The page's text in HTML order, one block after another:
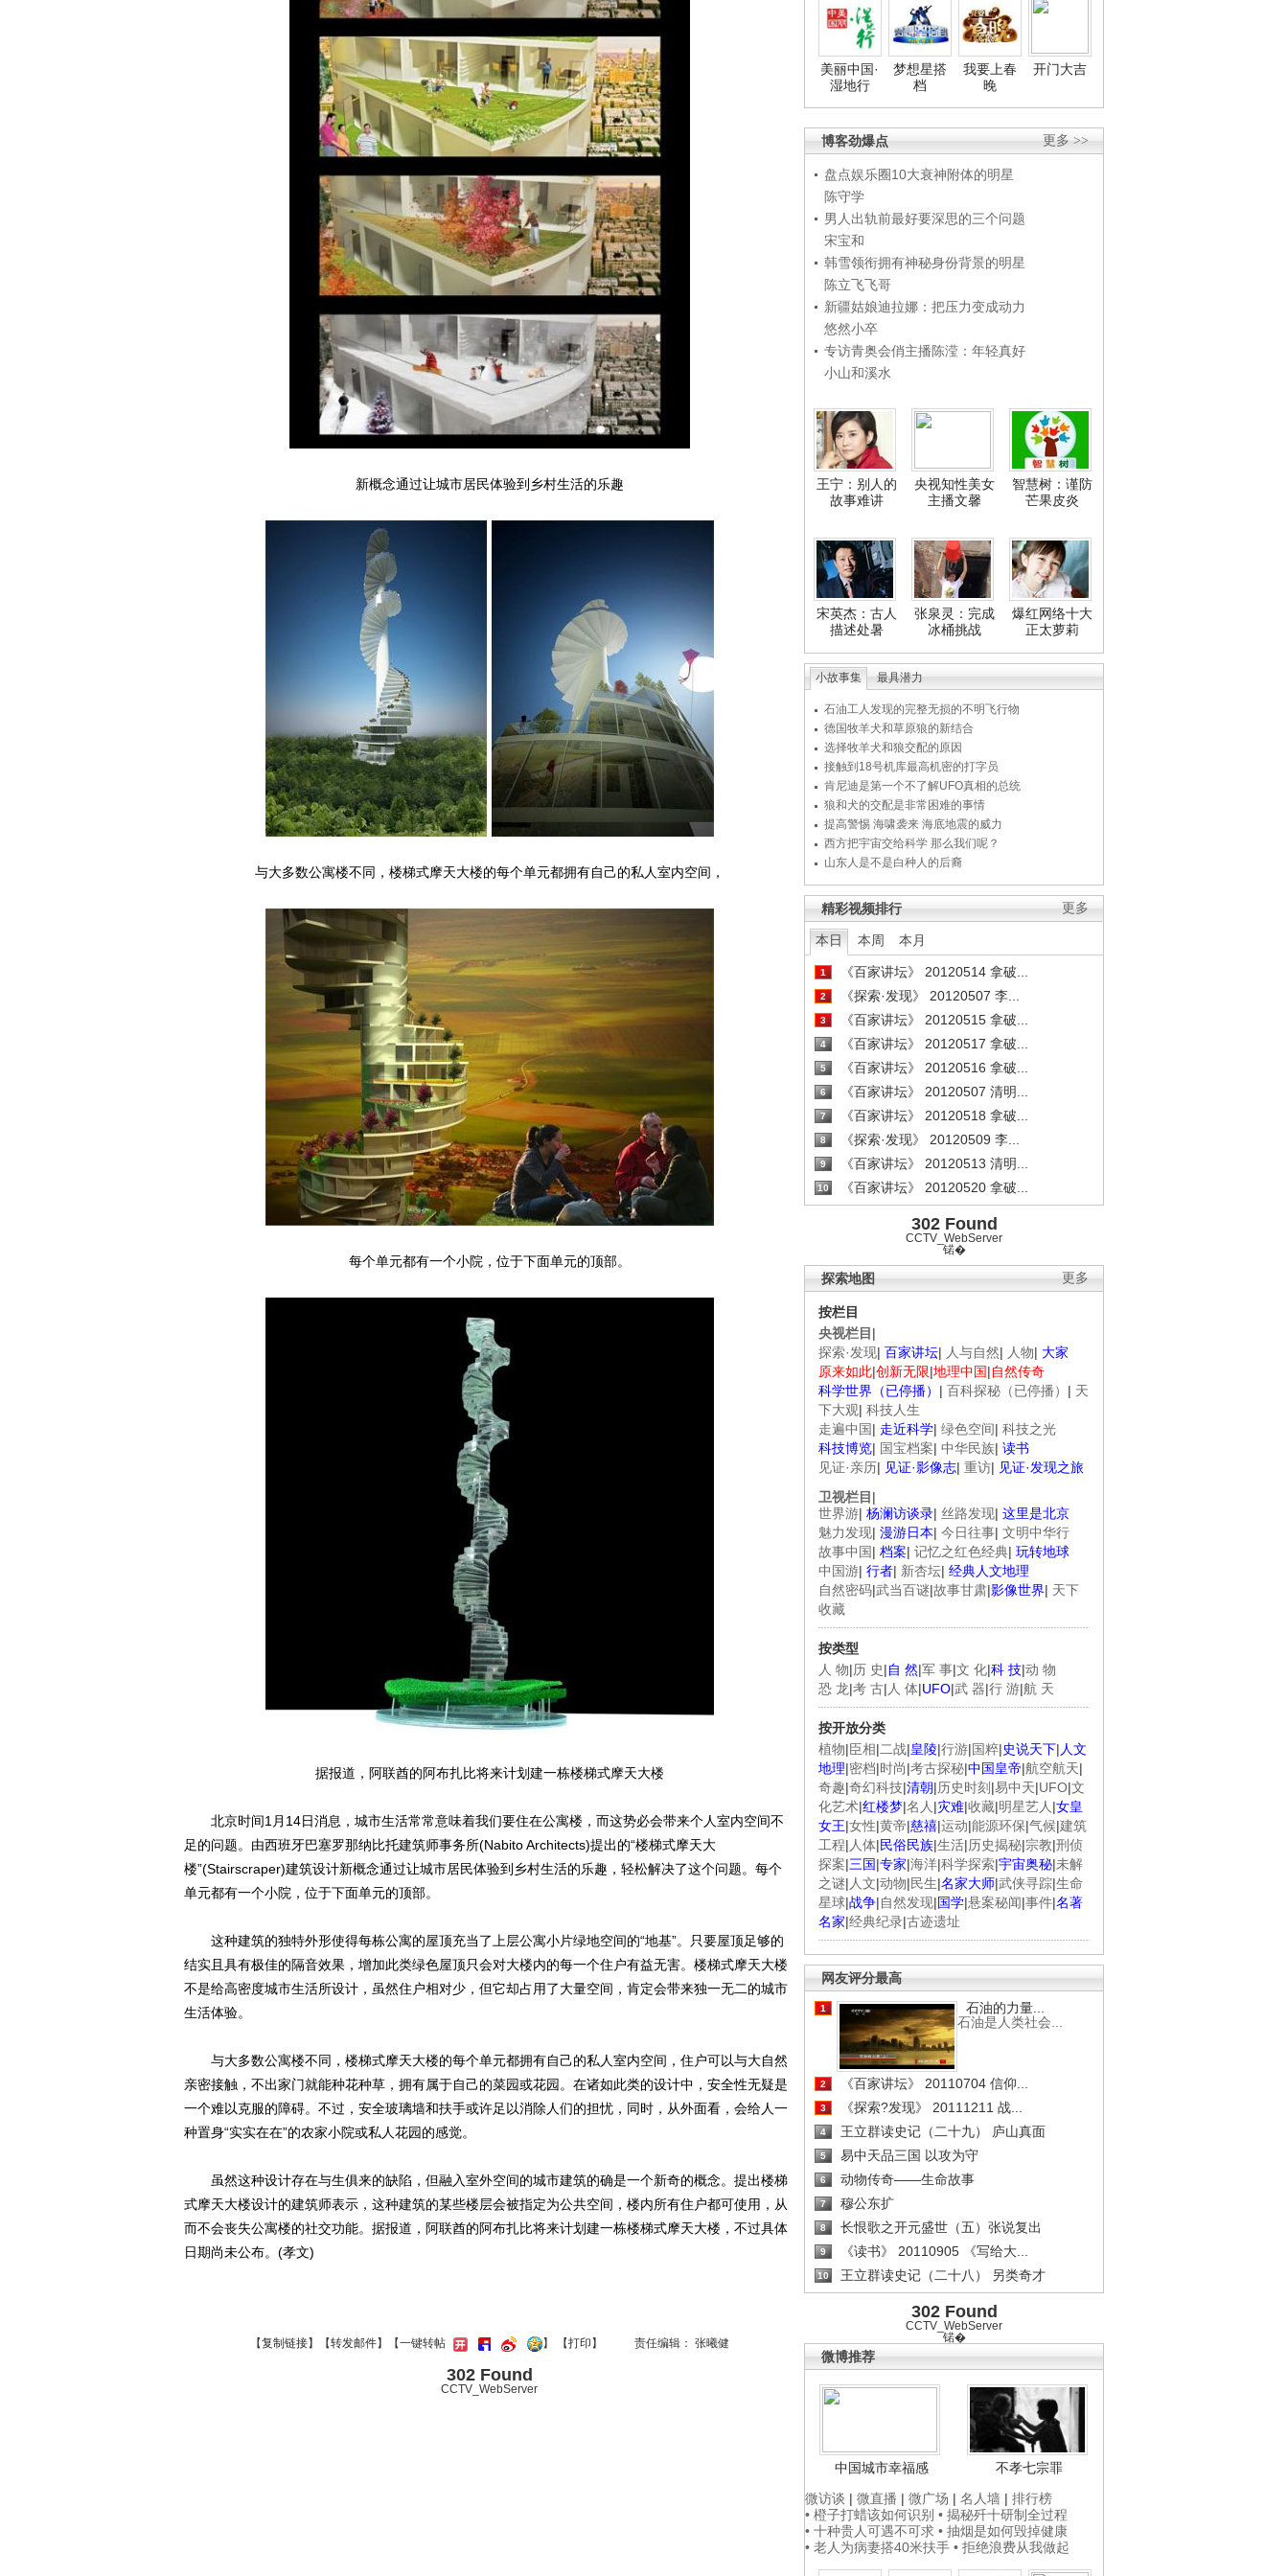
美丽中国·
湿地行
梦想星搭
档
我要上春
晚
开门大吉
更多 >>
博客劲爆点
盘点娱乐圈10大衰神附体的明星
陈守学
男人出轨前最好要深思的三个问题
宋宝和
韩雪领衔拥有神秘身份背景的明星
陈立飞飞哥
新疆姑娘迪拉娜：把压力变成动力
悠然小卒
专访青奥会俏主播陈滢：年轻真好
小山和溪水
王宁：别人的
故事难讲
央视知性美女
主播文馨
智慧树：谨防
芒果皮炎
宋英杰：古人
描述处暑
张泉灵：完成
冰桶挑战
爆红网络十大
正太萝莉
小故事集 最具潜力
石油工人发现的完整无损的不明飞行物
德国牧羊犬和草原狼的新结合
选择牧羊犬和狼交配的原因
接触到18号机库最高机密的打字员
肯尼迪是第一个不了解UFO真相的总统
狼和犬的交配是非常困难的事情
提高警惕 海啸袭来 海底地震的威力
西方把宇宙交给科学 那么我们呢？
山东人是不是白种人的后裔
更多
精彩视频排行
本日 本周 本月
1 《百家讲坛》 20120514 拿破...
2 《探索·发现》 20120507 李...
3 《百家讲坛》 20120515 拿破...
4 《百家讲坛》 20120517 拿破...
5 《百家讲坛》 20120516 拿破...
6 《百家讲坛》 20120507 清明...
7 《百家讲坛》 20120518 拿破...
8 《探索·发现》 20120509 李...
9 《百家讲坛》 20120513 清明...
10 《百家讲坛》 20120520 拿破...
302 Found
CCTV_WebServer
锘�
更多
探索地图
按栏目
央视栏目 |
探索·发现| 百家讲坛| 人与自然| 人物| 大家
原来如此|创新无限|地理中国|自然传奇
科学世界（已停播） | 百科探秘（已停播） | 天
下大观| 科技人生
走遍中国| 走近科学| 绿色空间| 科技之光
科技博览| 国宝档案| 中华民族| 读书
见证·亲历| 见证·影像志| 重访| 见证·发现之旅
卫视栏目 |
世界游| 杨澜访谈录| 丝路发现| 这里是北京
魅力发现| 漫游日本| 今日往事| 文明中华行
故事中国| 档案| 记忆之红色经典| 玩转地球
中国游| 行者| 新杏坛| 经典人文地理
自然密码|武当百谜|故事甘肃|影像世界| 天下
收藏
按类型
人 物|历 史|自 然|军 事|文 化|科 技|动 物
恐 龙|考 古| 人 体|UFO|武 器|行 游|航 天
按开放分类
植物|臣相|二战|皇陵|行游|国粹|史说天下| 人文
地理|密档|时尚|考古探秘|中国皇帝|航空航天|
奇趣|奇幻科技|清朝|历史时刻 |易中天|UFO|文
化艺术|红楼梦|名人 |灾难|收藏|明星艺人 |女皇
女王|女性|黄帝|慈禧|运动|能源环保|气候|建筑
工程| 人体|民俗民族|生活|历史揭秘|宗教|刑侦
探案|三国|专家|海洋|科学探索|宇宙奥秘|未解
之谜| 人文|动物|民生|名家大师|武侠寻踪|生命
星球|战争|自然发现|国学|悬案秘闻|事件|名著
名家|经典纪录|古迹遗址
网友评分最高
1
石油的力量...
石油是人类社会...
2 《百家讲坛》 20110704 信仰...
3 《探索?发现》 20111211 战...
4 王立群读史记（二十九） 庐山真面
5 易中天品三国 以攻为守
6 动物传奇——生命故事
7 穆公东扩
8 长恨歌之开元盛世（五）张说复出
9 《读书》 20110905 《写给大...
10 王立群读史记（二十八） 另类奇才
302 Found
CCTV_WebServer
锘�
微博推荐
中国城市幸福感
不孝七宗罪
微访谈 | 微直播 | 微广场 | 名人墙 | 排行榜
• 橙子打蜡该如何识别 • 揭秘歼十研制全过程
• 十种贵人可遇不可求 • 抽烟是如何毁掉健康
• 老人为病妻搭40米扶手 • 拒绝浪费从我做起
新概念通过让城市居民体验到乡村生活的乐趣
与大多数公寓楼不同，楼梯式摩天大楼的每个单元都拥有自己的私人室内空间，
每个单元都有一个小院，位于下面单元的顶部。
据报道，阿联酋的阿布扎比将来计划建一栋楼梯式摩天大楼
北京时间1月14日消息，城市生活常常意味着我们要住在公寓楼，而这势必会带来个人室内空间不
足的问题。由西班牙巴塞罗那纳比托建筑师事务所(Nabito Architects)提出的“楼梯式摩天大
楼”(Stairscraper)建筑设计新概念通过让城市居民体验到乡村生活的乐趣，轻松解决了这个问题。每个
单元都有一个小院，位于下面单元的顶部。
这种建筑的独特外形使得每栋公寓的屋顶充当了上层公寓小片绿地空间的“地基”。只要屋顶足够的
结实且具有极佳的隔音效果，增加此类绿色屋顶只会对大楼内的每一个住户有益无害。楼梯式摩天大楼
不是给高密度城市生活所设计，虽然住户相对少，但它却占用了大量空间，肯定会带来独一无二的城市
生活体验。
与大多数公寓楼不同，楼梯式摩天大楼的每个单元都拥有自己的私人室内空间，住户可以与大自然
亲密接触，不出家门就能种花种草，拥有属于自己的菜园或花园。在诸如此类的设计中，安全性无疑是
一个难以克服的障碍。不过，安全玻璃墙和扶手或许足以消除人们的担忧，同时，从外面看，会给人一
种置身“实实在在”的农家小院或私人花园的感觉。
虽然这种设计存在与生俱来的缺陷，但融入室外空间的城市建筑的确是一个新奇的概念。提出楼梯
式摩天大楼设计的建筑师表示，这种建筑的某些楼层会被指定为公共空间，楼内所有住户都可使用，从
而不会丧失公寓楼的社交功能。据报道，阿联酋的阿布扎比将来计划建一栋楼梯式摩天大楼，不过具体
日期尚未公布。(孝文)
【复制链接】【转发邮件】 【一键转帖 】 【打印 】 责任编辑： 张曦健
302 Found
CCTV_WebServer